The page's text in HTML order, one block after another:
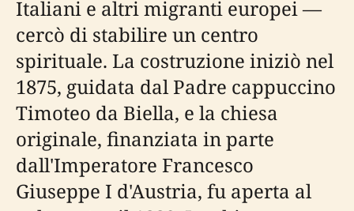
Italiani e altri migranti europei —
cercò di stabilire un centro
spirituale. La costruzione iniziò nel
1875, guidata dal Padre cappuccino
Timoteo da Biella, e la chiesa
originale, finanziata in parte
dall'Imperatore Francesco
Giuseppe I d'Austria, fu aperta al